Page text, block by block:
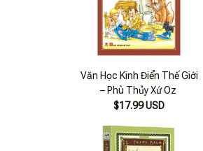
Văn Học Kinh Điển Thế Giới
– Phù Thủy Xứ Oz
$17.99 USD